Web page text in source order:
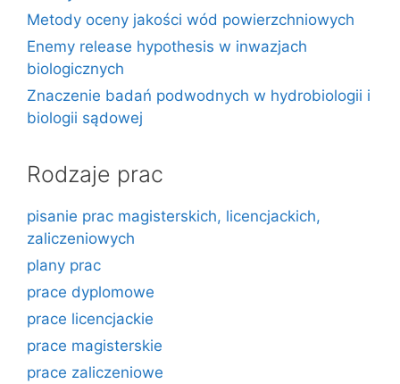
Metody oceny jakości wód powierzchniowych
Enemy release hypothesis w inwazjach
biologicznych
Znaczenie badań podwodnych w hydrobiologii i
biologii sądowej
Rodzaje prac
pisanie prac magisterskich, licencjackich,
zaliczeniowych
plany prac
prace dyplomowe
prace licencjackie
prace magisterskie
prace zaliczeniowe